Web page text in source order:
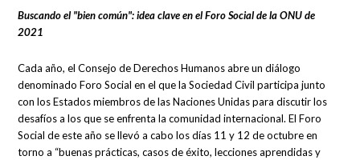
Buscando el "bien común": idea clave en el Foro Social de la ONU de
2021
Cada año, el Consejo de Derechos Humanos abre un diálogo
denominado Foro Social en el que la Sociedad Civil participa junto
con los Estados miembros de las Naciones Unidas para discutir los
desafíos a los que se enfrenta la comunidad internacional. El Foro
Social de este año se llevó a cabo los días 11 y 12 de octubre en
torno a “buenas prácticas, casos de éxito, lecciones aprendidas y